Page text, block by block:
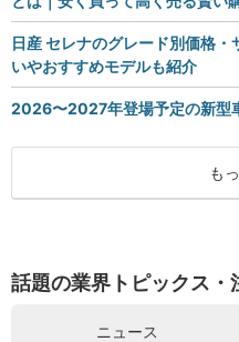
日産 セレナのグレード別価格
いやおすすめモデルも紹介
2026〜2027年登場予定の新型
も
話題の業界トピックス・
ニュース